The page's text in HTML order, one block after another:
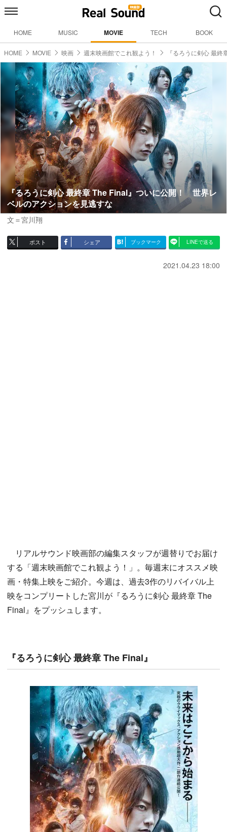
HOME MUSIC MOVIE TECH BOOK
HOME MOVIE 映画 週末映画館でこれ観よう！ 『るろうに剣心 最
『るろうに剣心 最終章 The Final』ついに公開！ 世界レ
ベルのアクションを見逃すな
文＝宮川翔
ポスト シェア ブックマーク LINEで送る
2021.04.23 18:00
リアルサウンド映画部の編集スタッフが週替りでお届け
する「週末映画館でこれ観よう！」。毎週末にオススメ映
画・特集上映をご紹介。今週は、過去3作のリバイバル上
映をコンプリートした宮川が『るろうに剣心 最終章 The
Final』をプッシュします。
『るろうに剣心 最終章 The Final』